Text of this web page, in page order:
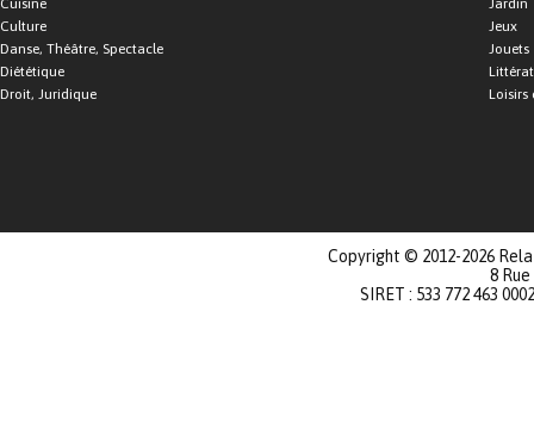
Cuisine
Culture
Danse, Théâtre, Spectacle
Diététique
Droit, Juridique
Jardin
Jeux
Jouets
Loisirs
Copyright © 2012-2026
8
SIRET : 533 772 463